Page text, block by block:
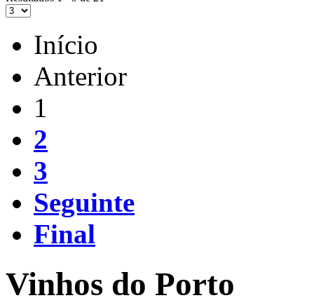
Início
Anterior
1
2
3
Seguinte
Final
Vinhos do Porto